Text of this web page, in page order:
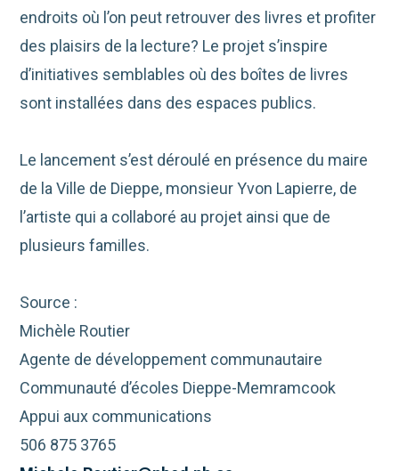
endroits où l’on peut retrouver des livres et profiter
des plaisirs de la lecture? Le projet s’inspire
d’initiatives semblables où des boîtes de livres
sont installées dans des espaces publics.
Le lancement s’est déroulé en présence du maire
de la Ville de Dieppe, monsieur Yvon Lapierre, de
l’artiste qui a collaboré au projet ainsi que de
plusieurs familles.
Source :
Michèle Routier
Agente de développement communautaire
Communauté d’écoles Dieppe-Memramcook
Appui aux communications
506 875 3765